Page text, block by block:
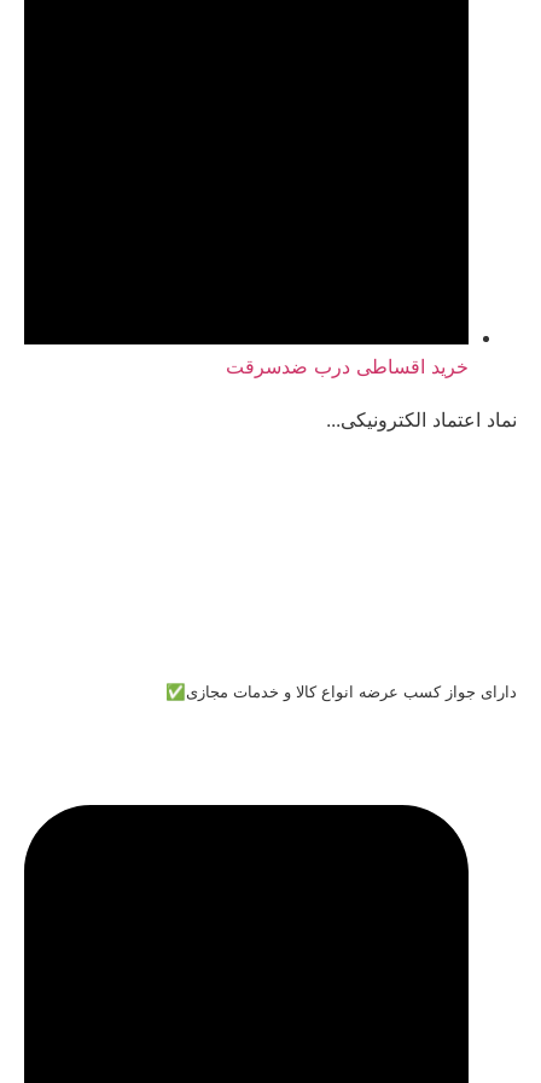
خرید اقساطی درب ضدسرقت
نماد اعتماد الکترونیکی...
دارای جواز کسب عرضه انواع کالا و خدمات مجازی✅